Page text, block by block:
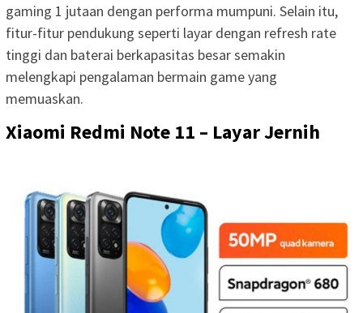
gaming 1 jutaan dengan performa mumpuni. Selain itu,
fitur-fitur pendukung seperti layar dengan refresh rate
tinggi dan baterai berkapasitas besar semakin
melengkapi pengalaman bermain game yang
memuaskan.
Xiaomi Redmi Note 11 – Layar Jernih